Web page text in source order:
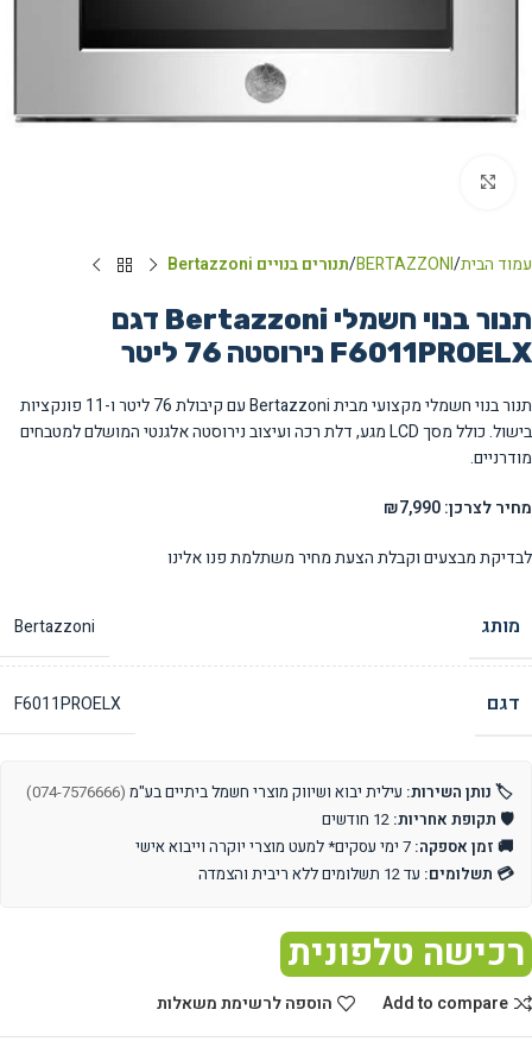
עמוד הבית BERTAZZONI תנורים בנויים Bertazzoni
תנור בנוי חשמלי Bertazzoni דגם
F6011PROELX נירוסטה ‏76 ‏ליטר
תנור בנוי חשמלי מקצועי מבית Bertazzoni עם קיבולת 76 ליטר ו-11 פונקציות
בישול. כולל מסך LCD מגע, דלת רכה ועיצוב נירוסטה אלגנטי המושלם למטבחים
מודרניים.
מחיר לצרכן: ₪7,990
לבדיקת מבצעים וקבלת הצעת מחיר משתלמת פנו אלינו
מותג Bertazzoni
דגם F6011PROELX
🏷️ נותן השירות: עילית יבוא ושיווק מוצרי חשמל ביתיים בע"מ (074-7576666)
🛡️ תקופת אחריות:
🚚 זמן אספקה:
💳 תשלומים: עד 12 תשלומים ללא ריבית והצמדה
רכישה טלפונית
Add to compare הוספה לרשימת משאלות